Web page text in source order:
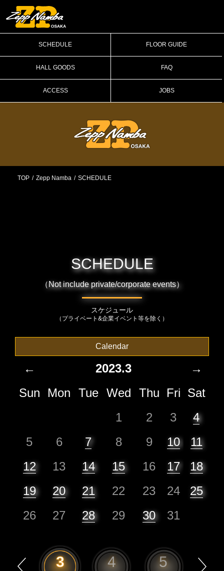
SCHEDULE FLOOR GUIDE
HALL GOODS FAQ
ACCESS JOBS
TOP Zepp Namba SCHEDULE
SCHEDULE
（Not include private/corporate events）
スケジュール
（プライベート&企業イベント等を除く）
Calendar
← 2023.3
→
Sun
Mon Tue Wed Thu Fri Sat
1
2 3
4
5
6 7 8 9 10
11
12
13 14 15 16 17
18
19
20 21 22 23 24
25
26
27 28 29 30 31
3 4 5